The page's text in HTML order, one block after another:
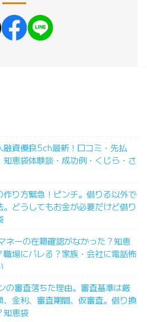
融資優良5ch最新！口コミ・先払
知恵袋体験談・成功例・くじら・さ
作り方緊急！ピンチ。借りる以外で
。どうしてもお金が必要だけど借り
ネーの在籍確認がなかった？知恵
職場にバレる？家族・会社に電話怖
の審査落ちた理由。審査基準は厳
、金利、審査期間、仮審査。借り換
知恵袋